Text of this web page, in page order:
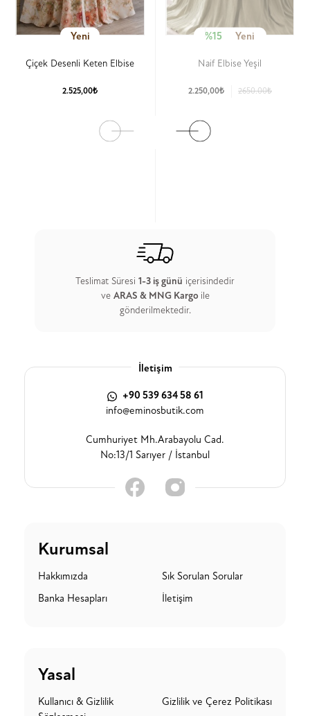
Yeni
Çiçek Desenli Keten Elbise
2.525,00₺
%15 Yeni
Naif Elbise Yeşil
2.250,00₺ 2650.00₺
Teslimat Süresi 1-3 iş günü içerisindedir
ve ARAS & MNG Kargo ile
gönderilmektedir.
İletişim
+90 539 634 58 61
info@eminosbutik.com
Cumhuriyet Mh.Arabayolu Cad.
No:13/1 Sarıyer / İstanbul
Kurumsal
Hakkımızda
Sık Sorulan Sorular
Banka Hesapları
İletişim
Yasal
Kullanıcı & Gizlilik
Gizlilik ve Çerez Politikası